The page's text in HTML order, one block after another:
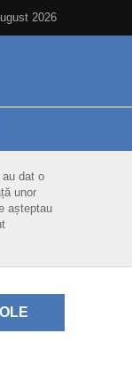
2026
au dat o
unor
așteptau